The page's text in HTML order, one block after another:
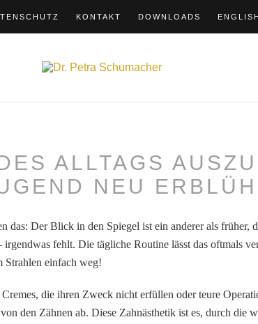
KONTAKT DOWNLOADS ENGLISH
ALLTAGS
NEU
das: Der Blick in den Spiegel ist ein anderer als
fehlt. Die tägliche Routine lässt das oftmals
Strahlen einfach weg!
die ihren Zweck nicht erfüllen oder teure
den Zähnen ab. Diese Zahnästhetik ist es, durch